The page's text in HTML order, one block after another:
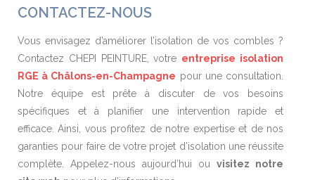
CONTACTEZ-NOUS
Vous envisagez d’améliorer l’isolation de vos combles ?
Contactez CHEPI PEINTURE, votre entreprise isolation
RGE à Châlons-en-Champagne pour une consultation.
Notre équipe est prête à discuter de vos besoins
spécifiques et à planifier une intervention rapide et
efficace. Ainsi, vous profitez de notre expertise et de nos
garanties pour faire de votre projet d’isolation une réussite
complète. Appelez-nous aujourd’hui ou visitez notre